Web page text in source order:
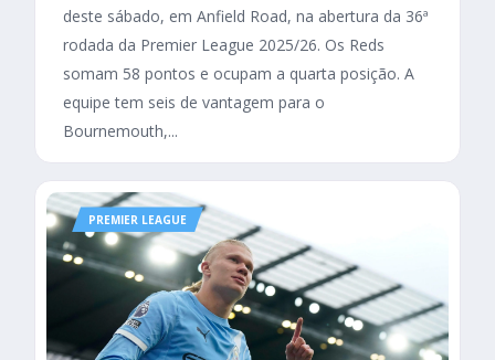
deste sábado, em Anfield Road, na abertura da 36ª
rodada da Premier League 2025/26. Os Reds
somam 58 pontos e ocupam a quarta posição. A
equipe tem seis de vantagem para o
Bournemouth,...
PREMIER LEAGUE